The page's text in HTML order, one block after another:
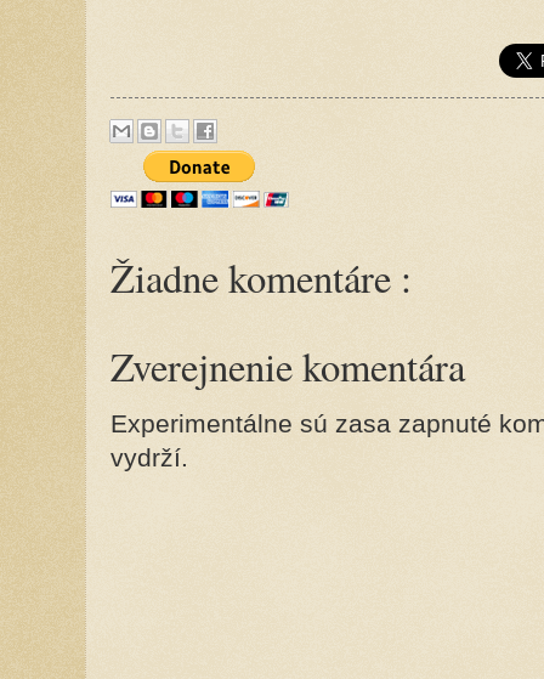
Žiadne komentáre :
Zverejnenie komentára
Experimentálne sú zasa zapnuté
vydrží.